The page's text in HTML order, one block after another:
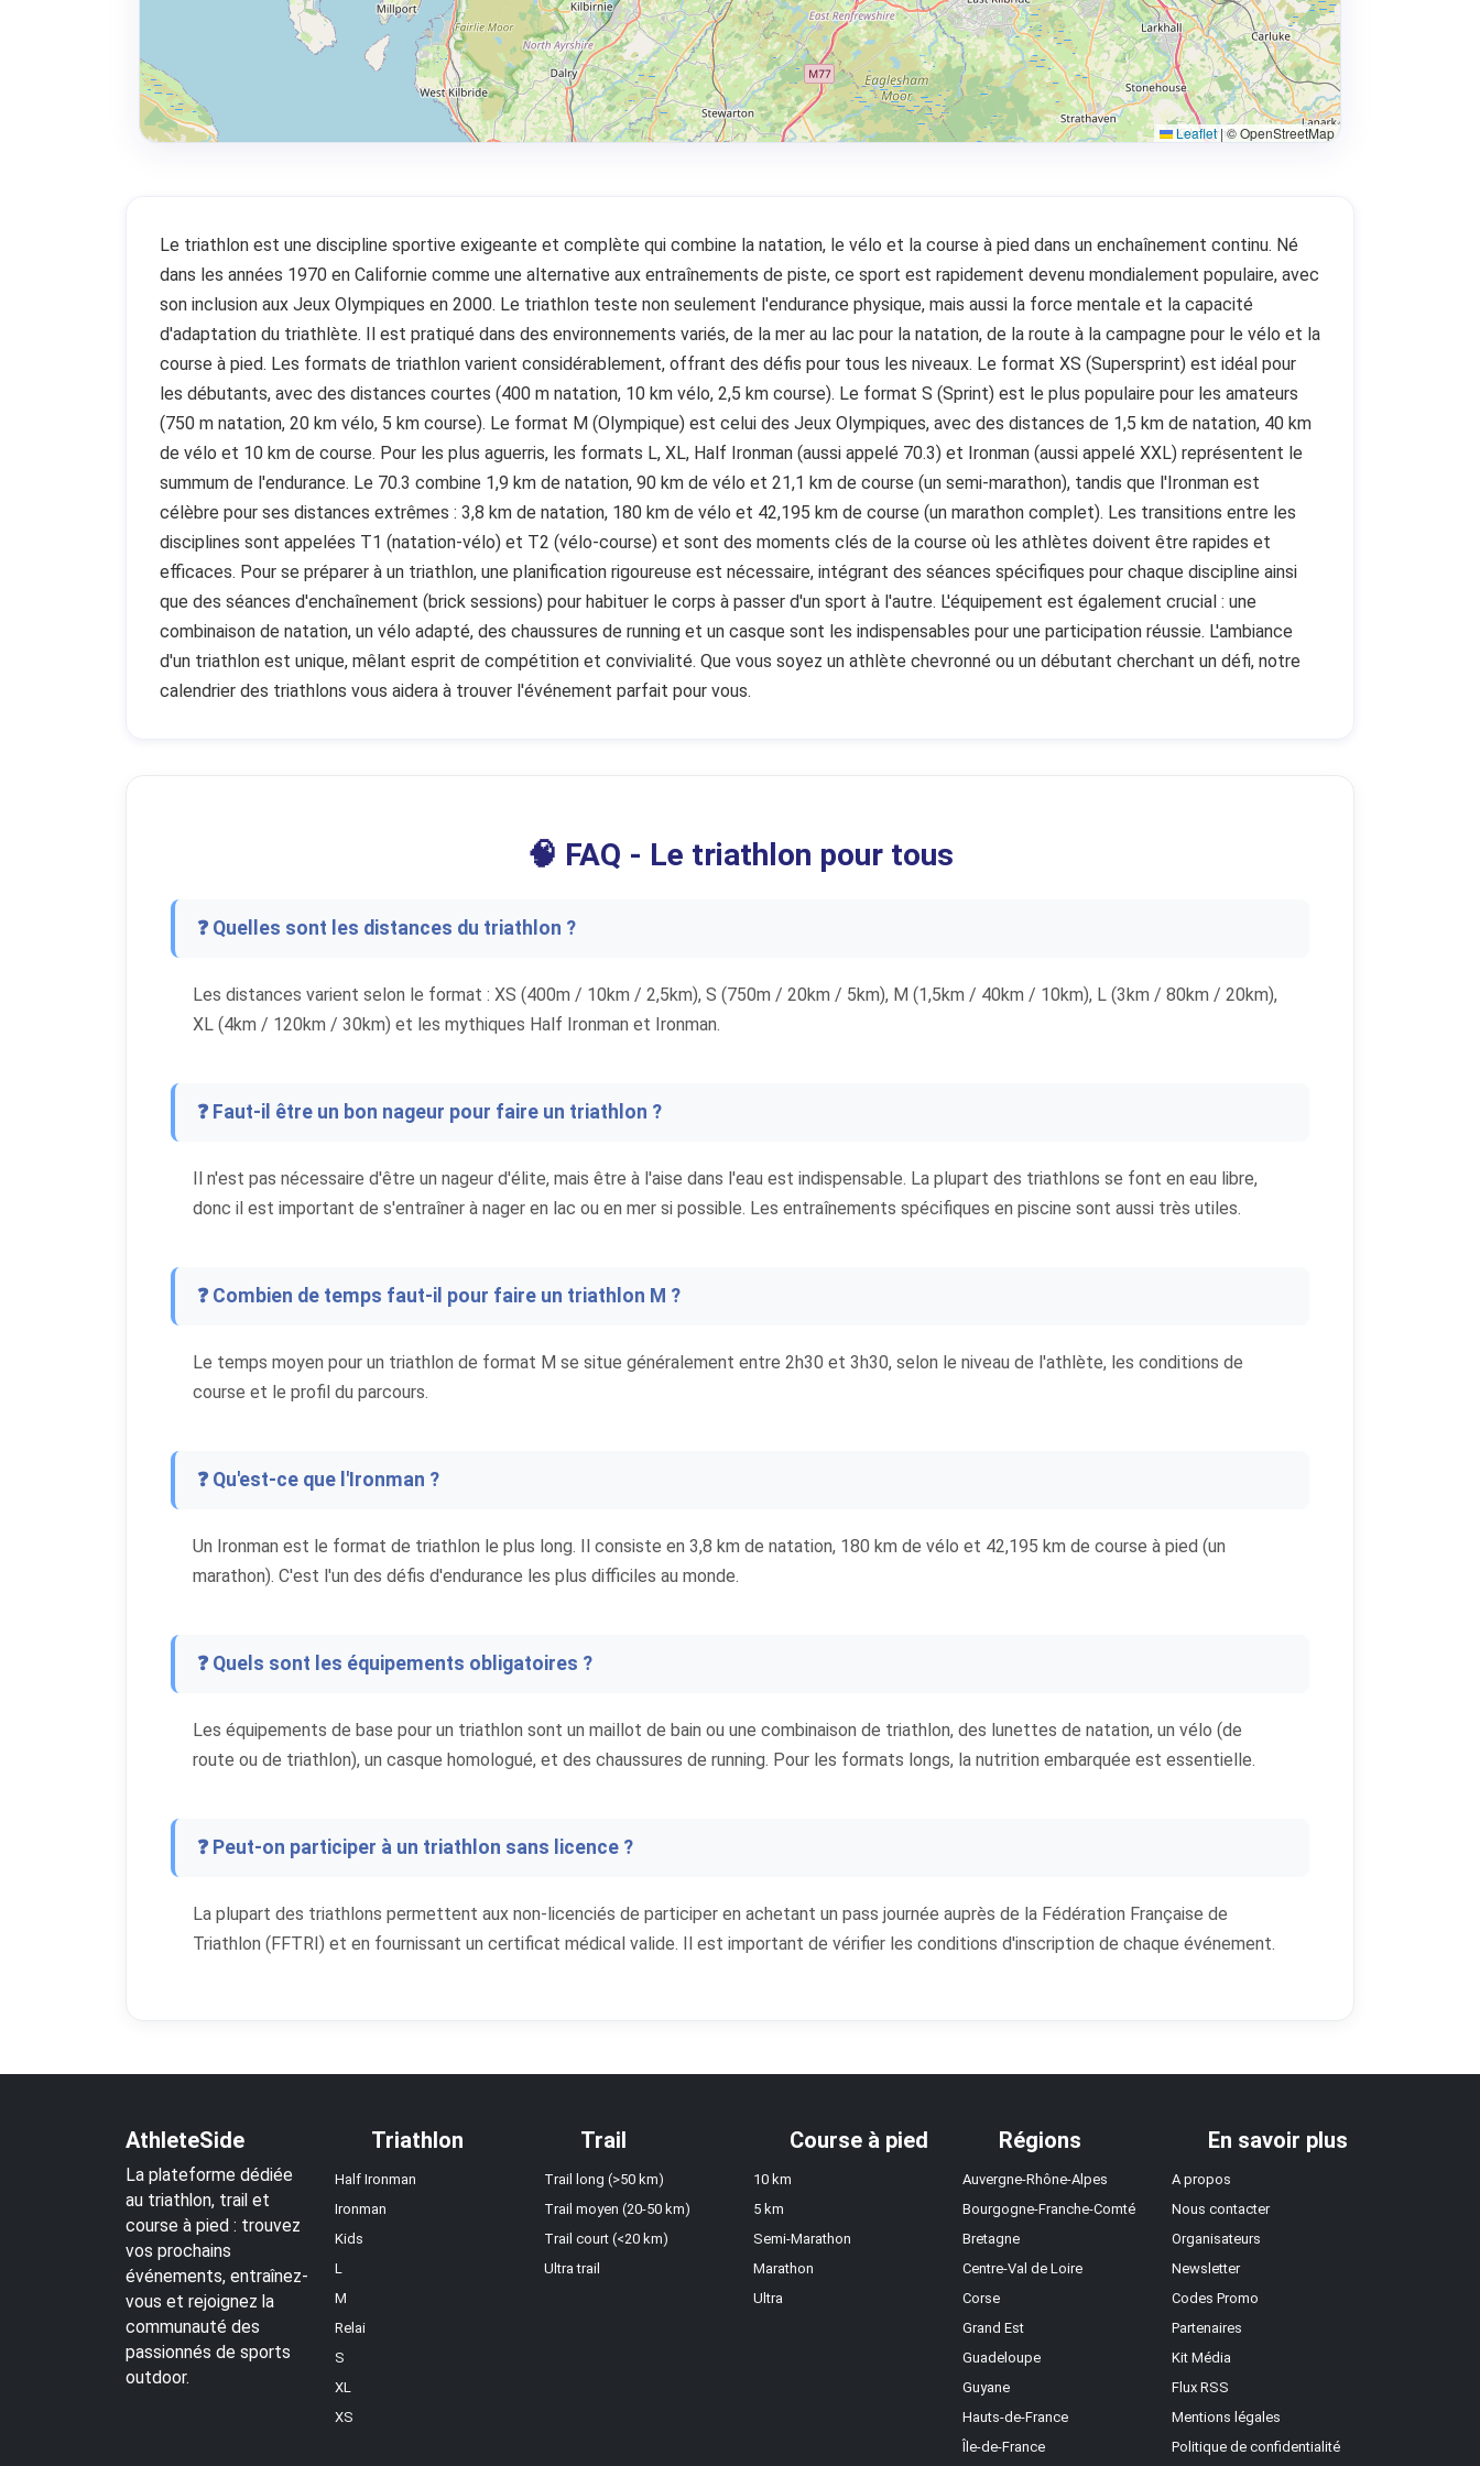
Leaflet |© OpenStreetMap
Le triathlon est une discipline sportive exigeante et complète qui combine la natation, le vélo et la course à pied dans un enchaînement continu. Né
dans les années 1970 en Californie comme une alternative aux entraînements de piste, ce sport est rapidement devenu mondialement populaire, avec
son inclusion aux Jeux Olympiques en 2000. Le triathlon teste non seulement l'endurance physique, mais aussi la force mentale et la capacité
d'adaptation du triathlète. Il est pratiqué dans des environnements variés, de la mer au lac pour la natation, de la route à la campagne pour le vélo et la
course à pied. Les formats de triathlon varient considérablement, offrant des défis pour tous les niveaux. Le format XS (Supersprint) est idéal pour
les débutants, avec des distances courtes (400 m natation, 10 km vélo, 2,5 km course). Le format S (Sprint) est le plus populaire pour les amateurs
(750 m natation, 20 km vélo, 5 km course). Le format M (Olympique) est celui des Jeux Olympiques, avec des distances de 1,5 km de natation, 40 km
de vélo et 10 km de course. Pour les plus aguerris, les formats L, XL, Half Ironman (aussi appelé 70.3) et Ironman (aussi appelé XXL) représentent le
summum de l'endurance. Le 70.3 combine 1,9 km de natation, 90 km de vélo et 21,1 km de course (un semi-marathon), tandis que l'Ironman est
célèbre pour ses distances extrêmes : 3,8 km de natation, 180 km de vélo et 42,195 km de course (un marathon complet). Les transitions entre les
disciplines sont appelées T1 (natation-vélo) et T2 (vélo-course) et sont des moments clés de la course où les athlètes doivent être rapides et
efficaces. Pour se préparer à un triathlon, une planification rigoureuse est nécessaire, intégrant des séances spécifiques pour chaque discipline ainsi
que des séances d'enchaînement (brick sessions) pour habituer le corps à passer d'un sport à l'autre. L'équipement est également crucial : une
combinaison de natation, un vélo adapté, des chaussures de running et un casque sont les indispensables pour une participation réussie. L'ambiance
d'un triathlon est unique, mêlant esprit de compétition et convivialité. Que vous soyez un athlète chevronné ou un débutant cherchant un défi, notre
calendrier des triathlons vous aidera à trouver l'événement parfait pour vous.
🧠 FAQ - Le triathlon pour tous
❓ Quelles sont les distances du triathlon ?
Les distances varient selon le format : XS (400m / 10km / 2,5km), S (750m / 20km / 5km), M (1,5km / 40km / 10km), L (3km / 80km / 20km),
XL (4km / 120km / 30km) et les mythiques Half Ironman et Ironman.
❓ Faut-il être un bon nageur pour faire un triathlon ?
Il n'est pas nécessaire d'être un nageur d'élite, mais être à l'aise dans l'eau est indispensable. La plupart des triathlons se font en eau libre,
donc il est important de s'entraîner à nager en lac ou en mer si possible. Les entraînements spécifiques en piscine sont aussi très utiles.
❓ Combien de temps faut-il pour faire un triathlon M ?
Le temps moyen pour un triathlon de format M se situe généralement entre 2h30 et 3h30, selon le niveau de l'athlète, les conditions de
course et le profil du parcours.
❓ Qu'est-ce que l'Ironman ?
Un Ironman est le format de triathlon le plus long. Il consiste en 3,8 km de natation, 180 km de vélo et 42,195 km de course à pied (un
marathon). C'est l'un des défis d'endurance les plus difficiles au monde.
❓ Quels sont les équipements obligatoires ?
Les équipements de base pour un triathlon sont un maillot de bain ou une combinaison de triathlon, des lunettes de natation, un vélo (de
route ou de triathlon), un casque homologué, et des chaussures de running. Pour les formats longs, la nutrition embarquée est essentielle.
❓ Peut-on participer à un triathlon sans licence ?
La plupart des triathlons permettent aux non-licenciés de participer en achetant un pass journée auprès de la Fédération Française de
Triathlon (FFTRI) et en fournissant un certificat médical valide. Il est important de vérifier les conditions d'inscription de chaque événement.
AthleteSide
La plateforme dédiée
au triathlon, trail et
course à pied : trouvez
vos prochains
événements, entraînez-
vous et rejoignez la
communauté des
passionnés de sports
outdoor.
Triathlon
Half Ironman
Ironman
Kids
L
M
Relai
S
XL
XS
Trail
Trail long (>50 km)
Trail moyen (20-50 km)
Trail court (<20 km)
Ultra trail
Course à pied
10 km
5 km
Semi-Marathon
Marathon
Ultra
Régions
Auvergne-Rhône-Alpes
Bourgogne-Franche-Comté
Bretagne
Centre-Val de Loire
Corse
Grand Est
Guadeloupe
Guyane
Hauts-de-France
Île-de-France
En savoir plus
A propos
Nous contacter
Organisateurs
Newsletter
Codes Promo
Partenaires
Kit Média
Flux RSS
Mentions légales
Politique de confidentialité